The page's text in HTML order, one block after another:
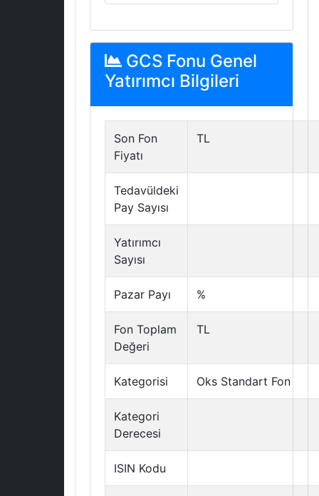
GCS Fonu Genel
Yatırımcı Bilgileri
Son Fon
Fiyatı
TL
Tedavüldeki
Pay Sayısı
Yatırımcı
Sayısı
Pazar Payı %
Fon Toplam
Değeri
TL
Kategorisi Oks Standart Fon
Kategori
Derecesi
ISIN Kodu